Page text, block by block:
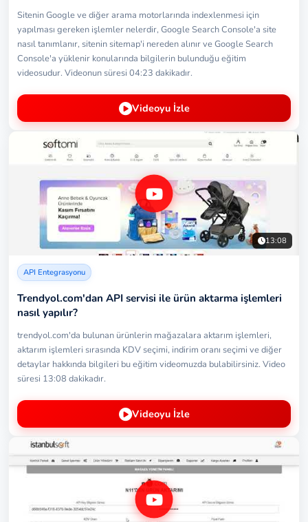
Sitenin Google ve diğer arama motorlarında indexlenmesi için
yapılması gereken işlemler nelerdir, Google Search Console'a site
nasıl tanımlanır, sitenin sitemap'i nereden alınır ve Google Search
Console'a yüklenir konularında bilgilerin bulunduğu eğitim
videosudur. Videonun süresi 04:23 dakikadır.
Videoyu İzle
13:08
API Entegrasyonu
Trendyol.com'dan API servisi ile ürün aktarma işlemleri
nasıl yapılır?
trendyol.com'da bulunan ürünlerin mağazalara aktarım işlemleri,
aktarım işlemleri sırasında KDV seçimi, indirim oranı seçimi ve diğer
detaylar hakkında bilgileri bu eğitim videomuzda bulabilirsiniz. Video
süresi 13:08 dakikadır.
Videoyu İzle